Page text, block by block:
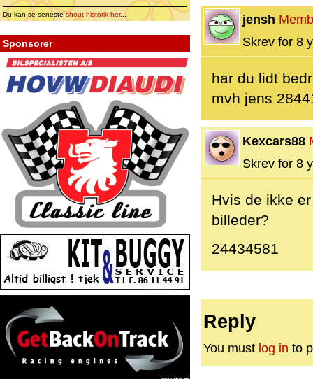
Du kan se senesteshout historik her...
Sponsorer
jensh
Skrev for 8
har du lidt
mvh jens
Kexcars88
Skrev for 8
Hvis de ikke
billeder?
24434581
Reply
You must log in to